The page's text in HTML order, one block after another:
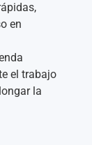
en
el trabajo
la